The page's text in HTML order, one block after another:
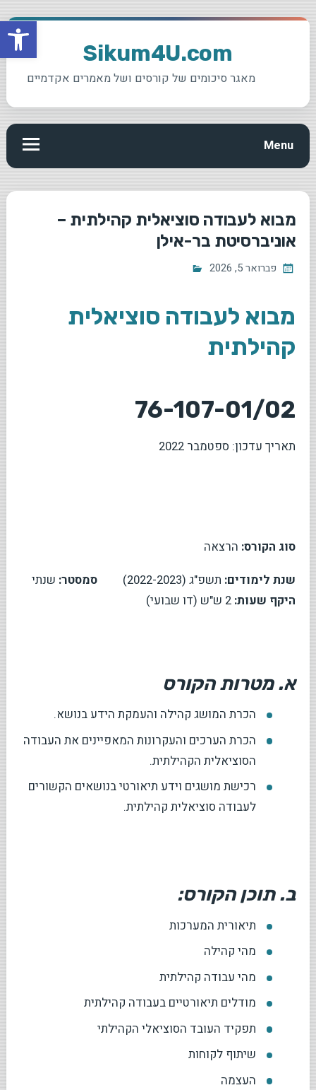
פתח
Skip
Sikum4U.com
מאגר סיכומים של קורסים ושל מאמרים אקדמיים
Menu
מבוא לעבודה סוציאלית קהילתית –
אוניברסיטת בר-אילן
פברואר 5, 2026
מבוא לעבודה סוציאלית
קהילתית
76-107-01/02
תאריך עדכון: ספטמבר 2022
סוג הקורס: הרצאה
שנת לימודים: תשפ"ג (2022-2023) סמסטר: שנתי
היקף שעות:
א. מטרות הקורס
הכרת המושג קהילה והעמקת הידע בנושא.
הכרת הערכים והעקרונות המאפיינים את העבודה
הסוציאלית הקהילתית.
רכישת מושגים וידע תיאורטי בנושאים הקשורים
לעבודה סוציאלית קהילתית.
ב. תוכן הקורס:
תיאורית המערכות
מהי קהילה
מהי עבודה קהילתית
מודלים תיאורטיים בעבודה קהילתית
תפקיד העובד הסוציאלי הקהילתי
שיתוף לקוחות
העצמה